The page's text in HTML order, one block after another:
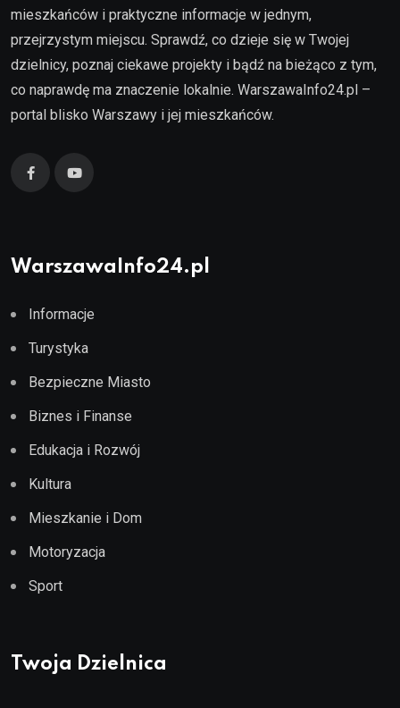
mieszkańców i praktyczne informacje w jednym,
przejrzystym miejscu. Sprawdź, co dzieje się w Twojej
dzielnicy, poznaj ciekawe projekty i bądź na bieżąco z tym,
co naprawdę ma znaczenie lokalnie. WarszawaInfo24.pl –
portal blisko Warszawy i jej mieszkańców.
WarszawaInfo24.pl
Informacje
Turystyka
Bezpieczne Miasto
Biznes i Finanse
Edukacja i Rozwój
Kultura
Mieszkanie i Dom
Motoryzacja
Sport
Twoja Dzielnica